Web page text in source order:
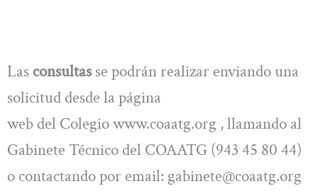
Las consultasse podrán realizar enviando una
solicitud desde la página
web del Colegio www.coaatg.org , llamando al
Gabinete Técnico del COAATG (943 45 80 44)
o contactando por email: gabinete@coaatg.org